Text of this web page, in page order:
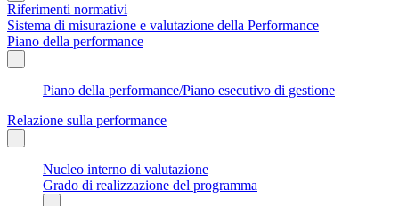
Riferimenti normativi
Sistema di misurazione e valutazione della Performance
Piano della performance
Piano della performance/Piano esecutivo di gestione
Relazione sulla performance
Nucleo interno di valutazione
Grado di realizzazione del programma